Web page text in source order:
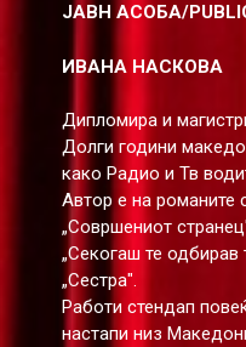
ЈАВН АСОБА/
ИВАНА НАСКОВА
Дипломира и
Долги години
како Радио и Тв
Автор е на романите
„Совршениот
„Секогаш те одбирав
„Сестра".
Работи стендап
настапи низ